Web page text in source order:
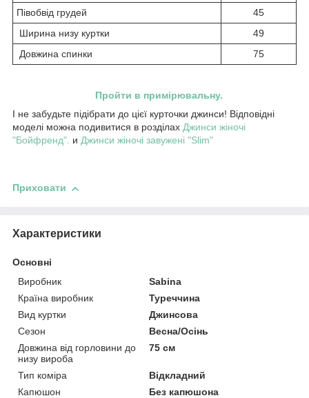
Півобвід грудей
45
Ширина низу куртки
49
Довжина спинки
75
Пройти в примірювальну.
І не забудьте підібрати до цієї курточки джинси! Відповідні
моделі можна подивитися в розділах Джинси жіночі
"Бойфренд". и Джинси жіночі завужені "Slim"
Приховати
Характеристики
Основні
Виробник
Sabina
Країна виробник
Туреччина
Вид куртки
Джинсова
Сезон
Весна/Осінь
Довжина від горловини до
низу вироба
75 см
Тип коміра
Відкладний
Капюшон
Без капюшона